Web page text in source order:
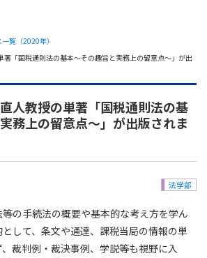
覧（2020年）
著「国税通則法の基本～その趣旨と実務上の留意点～」が出
人教授の単著「国税通則法の基
務上の留意点～」が出版されま
法学部
の手続法の概要や基本的な考え方を学ん
して、条文や通達、課税当局の情報の単
裁判例・裁決事例、学説等も視野に入